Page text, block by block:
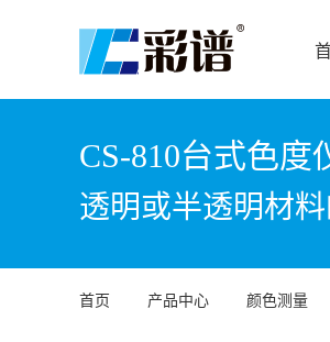
CS-810台式色度
透明或半透明材
首页 产品中心 颜色测量